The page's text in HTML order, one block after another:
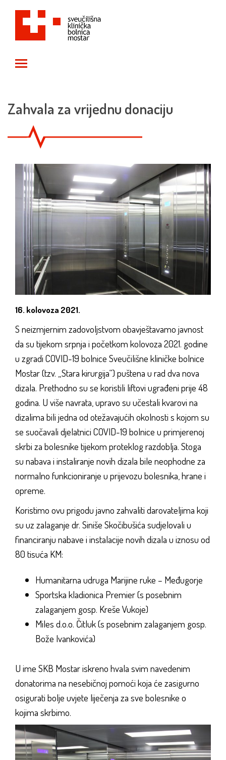
Zahvala za vrijednu donaciju
16. kolovoza 2021.
S neizmjernim zadovoljstvom obavještavamo javnost
da su tijekom srpnja i početkom kolovoza 2021. godine
u zgradi COVID-19 bolnice Sveučilišne kliničke bolnice
Mostar (tzv. „Stara kirurgija“) puštena u rad dva nova
dizala. Prethodno su se koristili liftovi ugrađeni prije 48
godina. U više navrata, upravo su učestali kvarovi na
dizalima bili jedna od otežavajućih okolnosti s kojom su
se suočavali djelatnici COVID-19 bolnice u primjerenoj
skrbi za bolesnike tijekom proteklog razdoblja. Stoga
su nabava i instaliranje novih dizala bile neophodne za
normalno funkcioniranje u prijevozu bolesnika, hrane i
opreme.
Koristimo ovu prigodu javno zahvaliti darovateljima koji
su uz zalaganje dr. Siniše Skočibušića sudjelovali u
financiranju nabave i instalacije novih dizala u iznosu od
80 tisuća KM:
Humanitarna udruga Marijine ruke – Međugorje
Sportska kladionica Premier (s posebnim
zalaganjem gosp. Kreše Vukoje)
Miles d.o.o. Čitluk (s posebnim zalaganjem gosp.
Bože Ivankovića)
U ime SKB Mostar iskreno hvala svim navedenim
donatorima na nesebičnoj pomoći koja će zasigurno
osigurati bolje uvjete liječenja za sve bolesnike o
kojima skrbimo.